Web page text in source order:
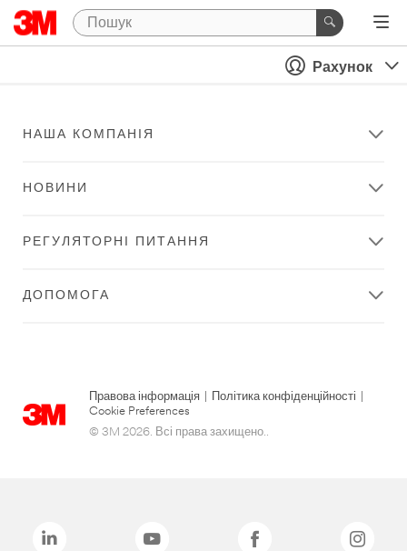
Рахунок
НАША КОМПАНІЯ
НОВИНИ
РЕГУЛЯТОРНІ ПИТАННЯ
ДОПОМОГА
Правова інформація Політика конфіденційності
Cookie Preferences
© 3M 2026. Всі права захищено..